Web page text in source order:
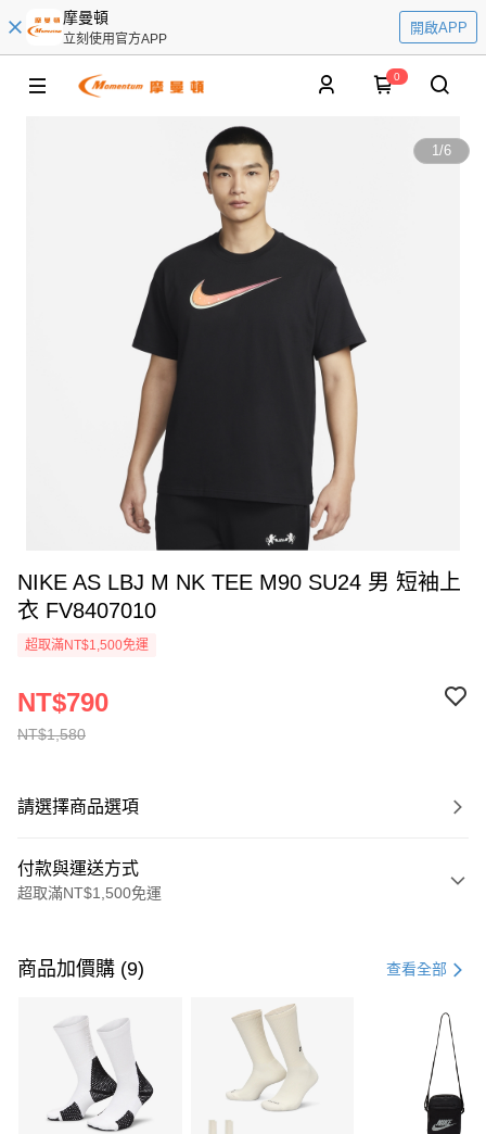
摩曼頓
立刻使用官方APP
開啟APP
0
1/6
NIKE AS LBJ M NK TEE M90 SU24 男 短袖上
衣 FV8407010
超取滿NT$1,500免運
NT$1,580
NT$790
請選擇商品選項
付款與運送方式
超取滿NT$1,500免運
信用卡一次付款
3 期 0 利率 每期 21家銀行
合作金庫商業銀行
第一商業銀行
華南商業銀行
彰化商業銀行
上海商業儲蓄銀行
Apple Pay
商品加價購 (9) 查看全部